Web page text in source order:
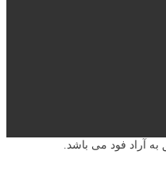
آراد فود می باشد.